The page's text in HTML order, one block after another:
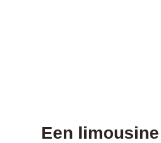
Een